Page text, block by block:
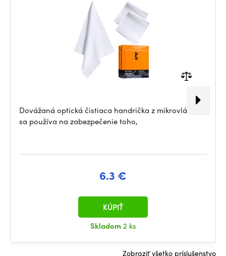
Dovážaná optická čistiaca handrička z mikrovlákna
sa používa na zabezpečenie toho,
6.3 €
Skladom2 ks
KÚPIŤ
Zobraziť všetko príslušenstvo